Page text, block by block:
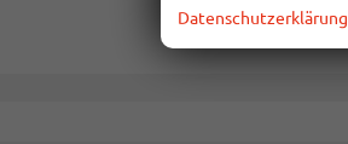
Datenschutzerklärung